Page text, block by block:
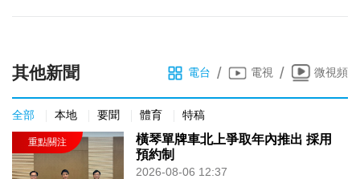
其他新聞 電台 / 電視 / 微視頻
全部 本地 要聞 體育 特稿
橫琴單牌車北上爭取年內推出 採用
預約制
2026-08-06 12:37